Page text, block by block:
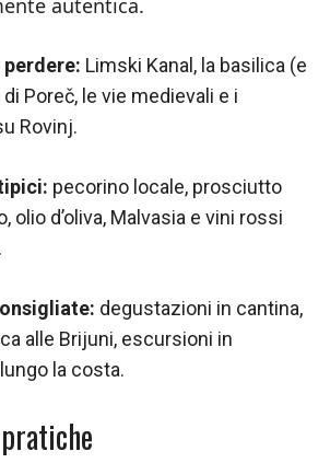
autentica.
perdere: Limski Kanal, la basilica (e
Poreč, le vie medievali e i
Rovinj.
pecorino locale, prosciutto
olio d’oliva, Malvasia e vini rossi
degustazioni in cantina,
alle Brijuni, escursioni in
la costa.